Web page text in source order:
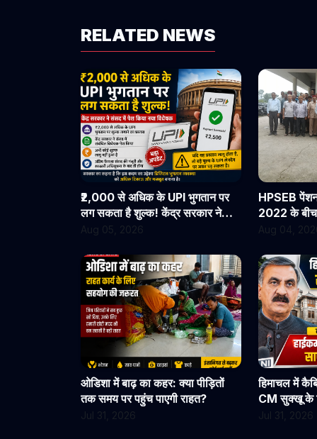
RELATED NEWS
₹2,000 से अधिक के UPI भुगतान पर
लग सकता है शुल्क! केंद्र सरकार ने
संसद में पेश किया नया विधेयक
Aug 05, 2026
HPSEB
2022 के बीच
सभी देय लाभ
Aug 04,
ओडिशा में बाढ़ का कहर: क्या पीड़ितों
तक समय पर पहुंच पाएगी राहत?
हिमाचल में
CM सुक्खू के